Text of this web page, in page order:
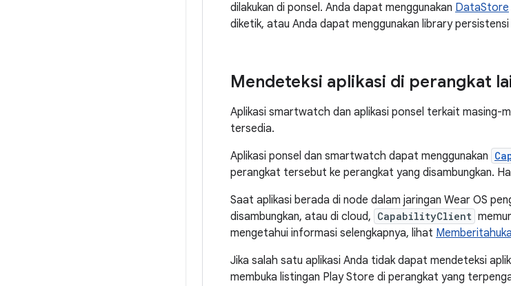
dilakukan di ponsel. Anda dapat menggunakan DataStore
diketik, atau Anda dapat menggunakan library persistensi
Mendeteksi aplikasi di perangkat
Aplikasi smartwatch dan aplikasi ponsel terkait masing-
tersedia.
Aplikasi ponsel dan smartwatch dapat menggunakan
perangkat tersebut ke perangkat yang disambungkan.
Saat aplikasi berada di node dalam jaringan Wear OS
disambungkan, atau di cloud, CapabilityClient
mengetahui informasi selengkapnya, lihat
Jika salah satu aplikasi Anda tidak dapat mendeteksi
membuka listingan Play Store di perangkat yang